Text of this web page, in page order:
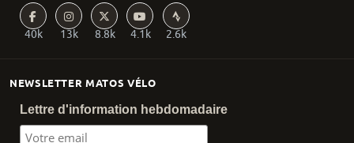
NEWSLETTER MATOS VÉLO
Lettre d'information hebdomadaire
40k 13k 8.8k 4.1k 2.6k